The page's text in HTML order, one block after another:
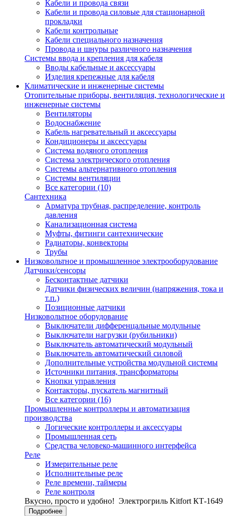
Кабели и провода связи
Кабели и провода силовые для стационарной
прокладки
Кабели контрольные
Кабели специального назначения
Провода и шнуры различного назначения
Системы ввода и крепления для кабеля
Вводы кабельные и аксессуары
Изделия крепежные для кабеля
Климатические и инженерные системы
Отопительные приборы, вентиляция, технологические и
инженерные системы
Вентиляторы
Водоснабжение
Кабель нагревательный и аксессуары
Кондиционеры и аксессуары
Система водяного отопления
Система электрического отопления
Системы альтернативного отопления
Системы вентиляции
Все категории (10)
Сантехника
Арматура трубная, распределение, контроль
давления
Канализационная система
Муфты, фитинги сантехнические
Радиаторы, конвекторы
Трубы
Низковольтное и промышленное электрооборудование
Датчики/сенсоры
Бесконтактные датчики
Датчики физических величин (напряжения, тока и
т.п.)
Позиционные датчики
Низковольтное оборудование
Выключатели дифференцальные модульные
Выключатели нагрузки (рубильники)
Выключатель автоматический модульный
Выключатель автоматический силовой
Дополнительные устройства модульной системы
Источники питания, трансформаторы
Кнопки управления
Контакторы, пускатель магнитный
Все категории (16)
Промышленные контроллеры и автоматизация
производства
Логические контроллеры и аксессуары
Промышленная сеть
Средства человеко-машинного интерфейса
Реле
Измерительные реле
Исполнительные реле
Реле времени, таймеры
Реле контроля
Вкусно, просто и удобно! Электрогриль Kitfort КТ-1649
Подробнее